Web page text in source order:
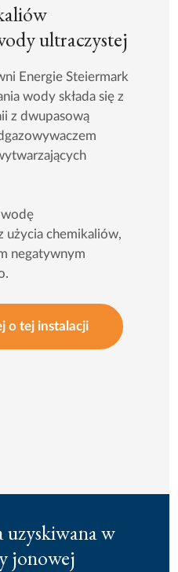
ultraczystej
Energie Steiermark
wody składa się z
z dwupasową
wodę
użycia chemikaliów,
negatywnym
o tej instalacji
uzyskiwana w
jonowej